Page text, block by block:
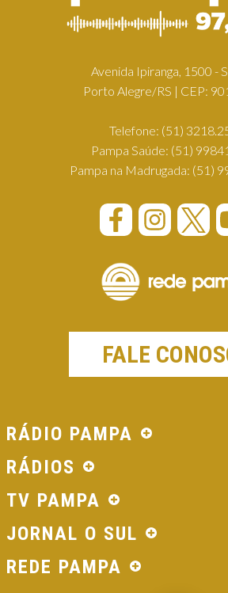
Avenida Ipiranga, 1500 -
Porto Alegre/RS | CEP:
Telefone: (51)
Pampa Saúde: (51)
Pampa na Madrugada: (51)
FALE
RÁDIO PAMPA
RÁDIOS
TV PAMPA
JORNAL O SUL
REDE PAMPA